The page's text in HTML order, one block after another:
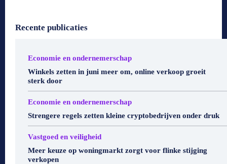
Recente publicaties
Economie en ondernemerschap
Winkels zetten in juni meer om, online verkoop groeit
sterk door
Economie en ondernemerschap
Strengere regels zetten kleine cryptobedrijven onder druk
Vastgoed en veiligheid
Meer keuze op woningmarkt zorgt voor flinke stijging
verkopen